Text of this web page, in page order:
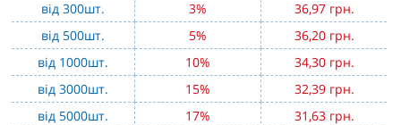
від 300шт.
3%
36,97 грн.
від 500шт.
5%
36,20 грн.
від 1000шт.
10%
34,30 грн.
від 3000шт.
15%
32,39 грн.
від 5000шт.
17%
31,63 грн.